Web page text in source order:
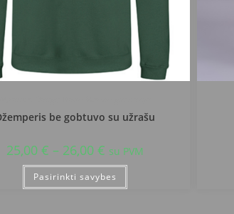
be gobtuvo su užrašu
25,00 € – 26,00 € su PVM
Pasirinkti savybes